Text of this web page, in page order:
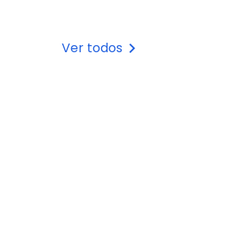
Ver todos keyboard_arrow_right